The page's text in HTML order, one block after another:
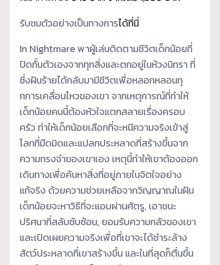
รับชมตัวอย่างเป็นทางการได้ที่นี่
In Nightmare พาผู้เล่นติดตามชีวิตเด็กน้อยที่
ปิดกั้นตัวเองจากทุกสิ่งและตกอยู่ในห้วงนิทรา ที่
ซึ่งฝันร้ายได้กลับมามีชีวิตเพื่อหลอกหลอนทุ
กการเคลื่อนไหวของเขา จากเหตุการณ์ที่ทำให้
เด็กน้อยคนนี้ต้องหัวใจแตกสลายเรื่องครอบ
ครัว ทำให้เด็กน้อยเลือกที่จะหนีความจริงเข้าสู่
โลกที่มืดมิดและแปลกประหลาดที่สร้างขึ้นจาก
ความทรงจำของเขาเอง เหตุนี้ทำให้เขาต้องออก
เดินทางเพื่อค้นหาสิ่งที่อยู่ภายในจิตใจอย่าง
แท้จริง ด้วยความช่วยเหลือจากวิญญาณในฝัน
เด็กน้อยจะหาวิธีที่จะแอบผ่านศัตรู, เอาชนะ
ปริศนาที่สลับซับซ้อน, ยอมรับความกลัวของเขา
และเปิดเผยความจริงเพื่อที่เขาจะได้ชำระล้าง
สัตว์ประหลาดที่เขาสร้างขึ้น และในที่สุดก็ตื่นขึ้น